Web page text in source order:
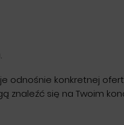
odnośnie konkretnej
znaleźć się na Twoim